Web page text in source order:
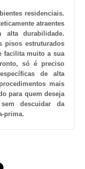
residenciais.
atraentes
alta durabilidade.
pisos estruturados
facilita muito a sua
só é preciso
de alta
mais
para quem deseja
descuidar da
prima.